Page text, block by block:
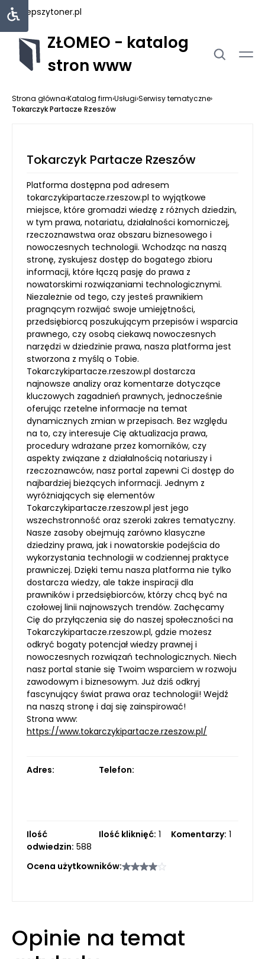
najlepszytoner.pl
ZŁOMEO - katalog
stron www
Strona główna›Katalog firm›Usługi›Serwisy tematyczne›
Tokarczyk Partacze Rzeszów
Tokarczyk Partacze Rzeszów
Platforma dostępna pod adresem
tokarczykipartacze.rzeszow.pl to wyjątkowe
miejsce, które gromadzi wiedzę z różnych dziedzin,
w tym prawa, notariatu, działalności komorniczej,
rzeczoznawstwa oraz obszaru biznesowego i
nowoczesnych technologii. Wchodząc na naszą
stronę, zyskujesz dostęp do bogatego zbioru
informacji, które łączą pasję do prawa z
nowatorskimi rozwiązaniami technologicznymi.
Niezależnie od tego, czy jesteś prawnikiem
pragnącym rozwijać swoje umiejętności,
przedsiębiorcą poszukującym przepisów i wsparcia
prawnego, czy osobą ciekawą nowoczesnych
narzędzi w dziedzinie prawa, nasza platforma jest
stworzona z myślą o Tobie.
Tokarczykipartacze.rzeszow.pl dostarcza
najnowsze analizy oraz komentarze dotyczące
kluczowych zagadnień prawnych, jednocześnie
oferując rzetelne informacje na temat
dynamicznych zmian w przepisach. Bez względu
na to, czy interesuje Cię aktualizacja prawa,
procedury wdrażane przez komorników, czy
aspekty związane z działalnością notariuszy i
rzeczoznawców, nasz portal zapewni Ci dostęp do
najbardziej bieżących informacji. Jednym z
wyróżniających się elementów
Tokarczykipartacze.rzeszow.pl jest jego
wszechstronność oraz szeroki zakres tematyczny.
Nasze zasoby obejmują zarówno klasyczne
dziedziny prawa, jak i nowatorskie podejścia do
wykorzystania technologii w codziennej praktyce
prawniczej. Dzięki temu nasza platforma nie tylko
dostarcza wiedzy, ale także inspiracji dla
prawników i przedsiębiorców, którzy chcą być na
czołowej linii najnowszych trendów. Zachęcamy
Cię do przyłączenia się do naszej społeczności na
Tokarczykipartacze.rzeszow.pl, gdzie możesz
odkryć bogaty potencjał wiedzy prawnej i
nowoczesnych rozwiązań technologicznych. Niech
nasz portal stanie się Twoim wsparciem w rozwoju
zawodowym i biznesowym. Już dziś odkryj
fascynujący świat prawa oraz technologii! Wejdź
na naszą stronę i daj się zainspirować!
Strona www:
https://www.tokarczykipartacze.rzeszow.pl/
Adres: Telefon:
Ilość
odwiedzin: 588
Ilość kliknięć: 1 Komentarzy: 1
Ocena użytkowników:
Opinie na temat